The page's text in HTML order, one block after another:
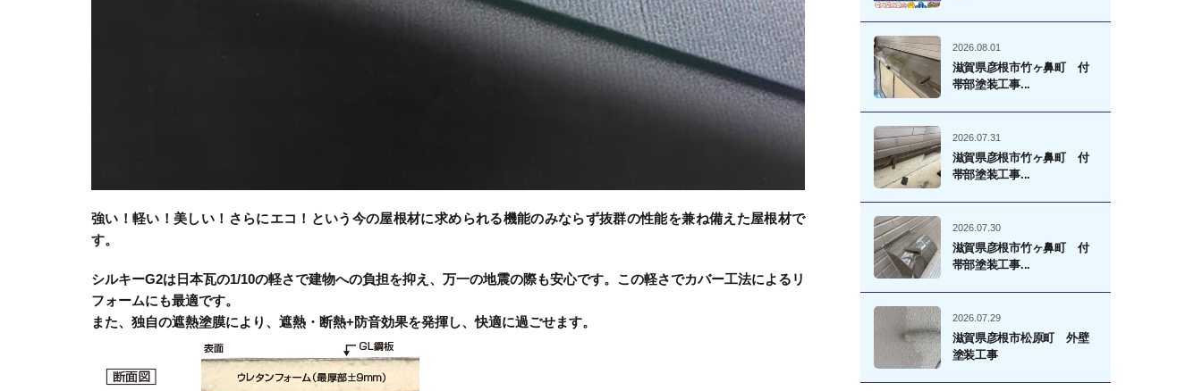
強い！軽い！美しい！さらにエコ！という今の屋根材に求められる機能のみならず抜群の性能を兼ね備えた屋根材で
す。
シルキーG2は日本瓦の1/10の軽さで建物への負担を抑え、万一の地震の際も安心です。この軽さでカバー工法によるリ
フォームにも最適です。
また、独自の遮熱塗膜により、遮熱・断熱+防音効果を発揮し、快適に過ごせます。
2026.08.01
滋賀県彦根市竹ヶ鼻町 付
帯部塗装工事...
2026.07.31
滋賀県彦根市竹ヶ鼻町 付
帯部塗装工事...
2026.07.30
滋賀県彦根市竹ヶ鼻町 付
帯部塗装工事...
2026.07.29
滋賀県彦根市松原町 外壁
塗装工事